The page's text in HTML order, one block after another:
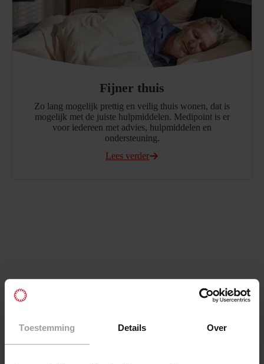
Toestemming Details Over
Fijner thuis
Zo lang mogelijk prettig en veilig thuis wonen, dat is
mogelijk met de juiste hulpmiddelen. Medipoint is er
voor iedereen met advies, hulpmiddelen en
ondersteuning.
Lees verder